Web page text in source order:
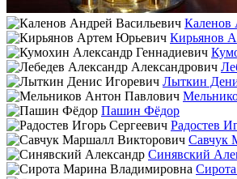
Каленов
Кирьянов
Лыткин
Пашин Фёдор
Радостев
Савчук
Синявский